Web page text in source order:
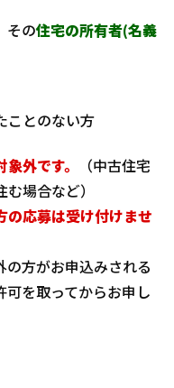
その住宅の所有者(名義
ことのない方
外です。
（中古住宅
場合など）
の応募は受け付けませ
方がお申込みされる
を取ってからお申し